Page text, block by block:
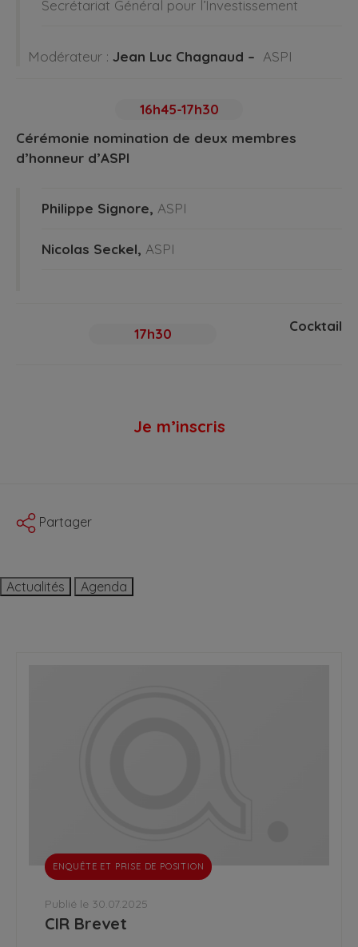
Secrétariat Général pour l’Investissement
Modérateur : Jean Luc Chagnaud – ASPI
16h45-17h30
Cérémonie nomination de deux membres
d’honneur d’ASPI
Philippe Signore, ASPI
Nicolas Seckel, ASPI
17h30 Cocktail
Je m’inscris
Partager
Actualités Agenda
ENQUÊTE ET PRISE DE POSITION
Publié le 30.07.2025
CIR Brevet